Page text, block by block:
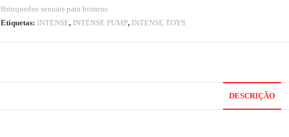
Brinquedos sexuais para homens
Etiquetas: INTENSE, INTENSE PUMP, INTENSE TOYS
DESCRIÇÃO